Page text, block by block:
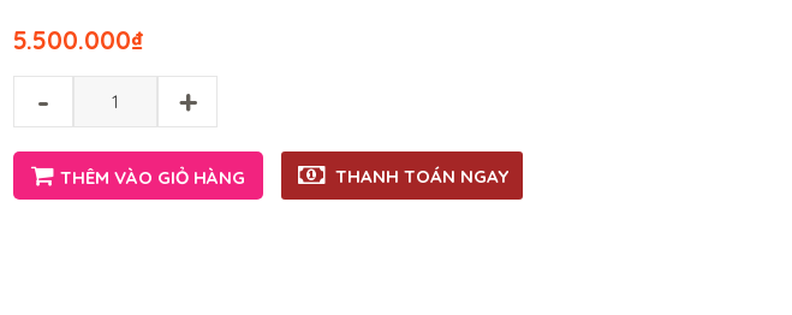
₫
5.500.000
- +
THÊM VÀO GIỎ HÀNG THANH TOÁN NGAY